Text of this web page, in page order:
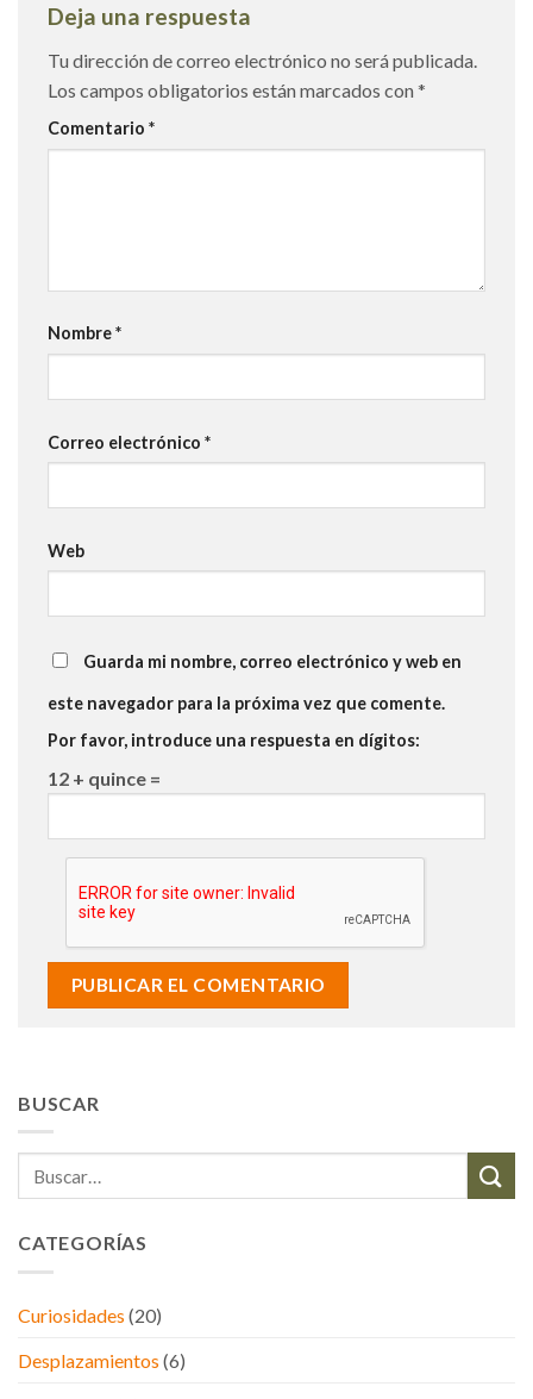
Deja una respuesta
Tu dirección de correo electrónico no será publicada.
Los campos obligatorios están marcados con *
Comentario *
Nombre*
Correo electrónico *
Web
Guarda mi nombre, correo electrónico y web en
este navegador para la próxima vez que comente.
Por favor, introduce una respuesta en dígitos:
12 + quince =
BUSCAR
CATEGORÍAS
Curiosidades (20)
Desplazamientos (6)